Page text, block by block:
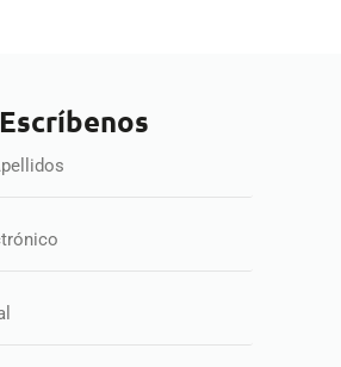
Escríbenos